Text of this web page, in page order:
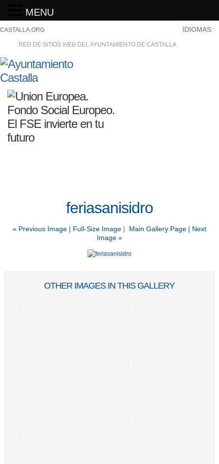
CASTALLA.ORG
RED DE SITIOS WEB DEL AYUNTAMIENTO DE CASTALLA
IDIOMAS:
feriasanisidro
« Previous Image | Full-Size Image| Main Gallery Page | Next
Image »
OTHER IMAGES IN THIS GALLERY
MENU